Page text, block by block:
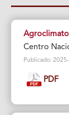
Centro
Publicado:
PDF